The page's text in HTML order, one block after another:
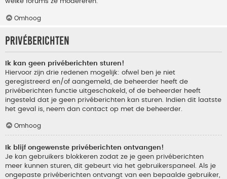
Omhoog
Privéberichten
Ik kan geen privéberichten sturen!
Hiervoor zijn drie redenen mogelijk: ofwel ben je niet
geregistreerd en/of aangemeld, de beheerder heeft de
privéberichten functie uitgeschakeld, of de beheerder heeft
ingesteld dat je geen privéberichten kan sturen. Indien dit laatste
het geval is, neem dan contact op met de beheerder.
Omhoog
Ik blijf ongewenste privéberichten ontvangen!
Je kan gebruikers blokkeren zodat ze je geen privéberichten
meer kunnen sturen, dit gebeurt via het gebruikerspaneel. Als je
ongepaste privéberichten ontvangt van een bepaalde gebruiker,